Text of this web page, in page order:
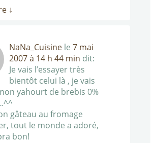
↓
NaNa_Cuisine le 7 mai
2007 à 14 h 44 min dit:
Je vais l’essayer très
bientôt celui là , je vais
yahourt de brebis 0%
gâteau au fromage
tout le monde a adoré,
bon!